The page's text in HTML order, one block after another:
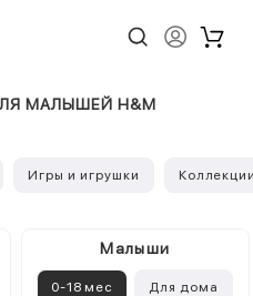
МАЛЫШЕЙ H&M
Игры и игрушки
Малыши
0-18 мес Для дома